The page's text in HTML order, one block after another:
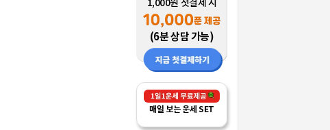
1,000원 첫결제 시
(6분 상담 가능)
매일 보는 운세 SET